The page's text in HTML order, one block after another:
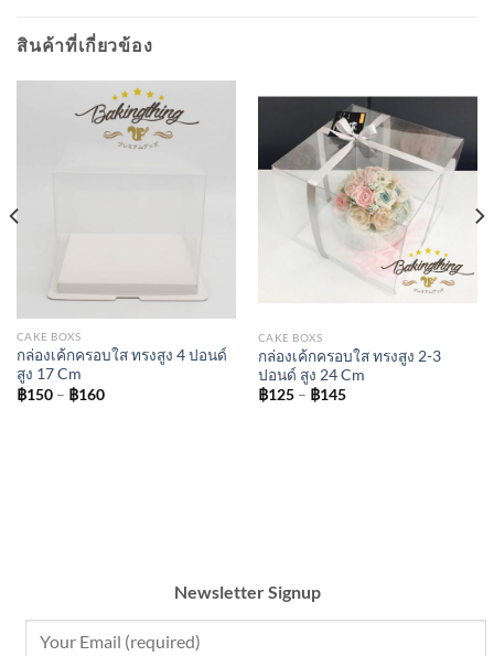
สินค้าที่เกี่ยวข้อง
CAKE BOXS
กล่องเค้กครอบใส ทรงสูง 4 ปอนด์
สูง 17 Cm
฿150 – ฿160Price
CAKE BOXS
กล่องเค้กครอบใส ทรงสูง 2-3
ปอนด์ สูง 24 Cm
฿125 – ฿145Price
Newsletter Signup